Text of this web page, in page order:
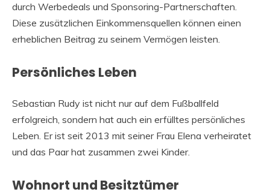
durch Werbedeals und Sponsoring-Partnerschaften.
Diese zusätzlichen Einkommensquellen können einen
erheblichen Beitrag zu seinem Vermögen leisten.
Persönliches Leben
Sebastian Rudy ist nicht nur auf dem Fußballfeld
erfolgreich, sondern hat auch ein erfülltes persönliches
Leben. Er ist seit 2013 mit seiner Frau Elena verheiratet
und das Paar hat zusammen zwei Kinder.
Wohnort und Besitztümer